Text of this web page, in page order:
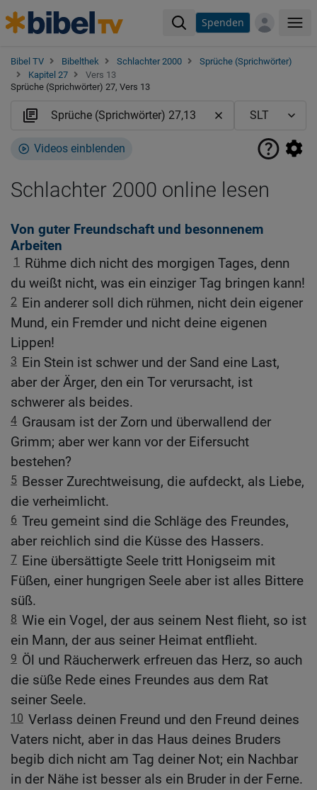
Spenden
Bibel TV Bibelthek Schlachter 2000
Sprüche (Sprichwörter)
Kapitel 27
Vers 13
Sprüche (Sprichwörter) 27, Vers 13
Videos einblenden
Schlachter 2000 online lesen
Von guter Freundschaft und besonnenem
Arbeiten
1
Rühme dich nicht des morgigen Tages, denn
du weißt nicht, was ein einziger Tag bringen kann!
2 Ein anderer soll dich rühmen, nicht dein eigener
Mund, ein Fremder und nicht deine eigenen
Lippen!
3 Ein Stein ist schwer und der Sand eine Last,
aber der Ärger, den ein Tor verursacht, ist
schwerer als beides.
4 Grausam ist der Zorn und überwallend der
Grimm; aber wer kann vor der Eifersucht
bestehen?
5 Besser Zurechtweisung, die aufdeckt, als Liebe,
die verheimlicht.
6 Treu gemeint sind die Schläge des Freundes,
aber reichlich sind die Küsse des Hassers.
7 Eine übersättigte Seele tritt Honigseim mit
Füßen, einer hungrigen Seele aber ist alles Bittere
süß.
8 Wie ein Vogel, der aus seinem Nest flieht, so ist
ein Mann, der aus seiner Heimat entflieht.
9 Öl und Räucherwerk erfreuen das Herz, so auch
die süße Rede eines Freundes aus dem Rat
seiner Seele.
10 Verlass deinen Freund und den Freund deines
Vaters nicht, aber in das Haus deines Bruders
begib dich nicht am Tag deiner Not; ein Nachbar
in der Nähe ist besser als ein Bruder in der Ferne.